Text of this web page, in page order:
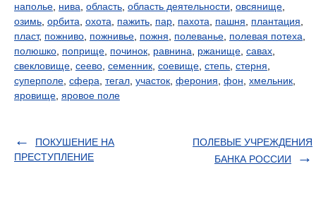
наполье нива область область деятельности овсянище
озимь орбита охота пажить пар пахота пашня плантация
пласт, пожниво пожнивье пожня полеванье полевая потеха
полюшко поприще починок равнина ржанище савах
свекловище сеево семенник соевище степь стерня
суперполе сфера тегал участок ферония фон хмельник
яровище яровое поле
ПОКУШЕНИЕ НА
ПРЕСТУПЛЕНИЕ
ПОЛЕВЫЕ УЧРЕЖДЕНИЯ
БАНКА РОССИИ